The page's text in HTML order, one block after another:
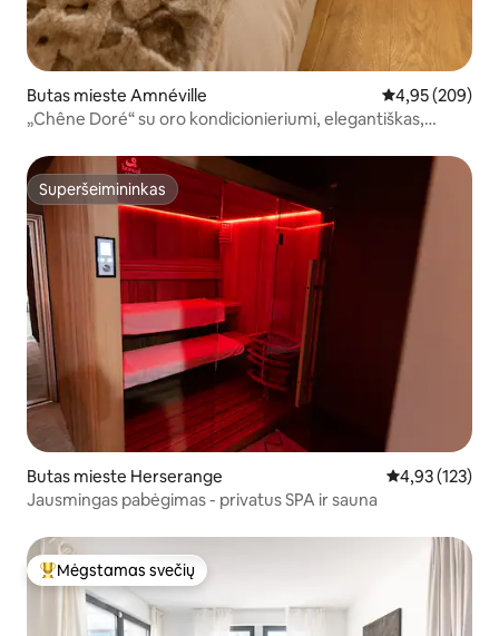
Butas mieste Amnéville Vidutinis
4,95 (209)
„Chêne Doré“ su oro kondicionieriumi, elegantiškas,
Superšeimininkas
Superšeimininkas
Butas mieste Herserange Vidutinis
4,93 (123)
Jausmingas pabėgimas - privatus SPA ir sauna
Svečių mėgstamiausias
Mėgstamas svečių